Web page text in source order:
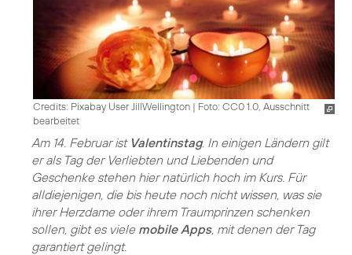
Credits: Pixabay User JillWellington | Foto: CC0 1.0, Ausschnitt
bearbeitet
Am 14. Februar ist Valentinstag. In einigen Ländern gilt
er als Tag der Verliebten und Liebenden und
Geschenke stehen hier natürlich hoch im Kurs. Für
alldiejenigen, die bis heute noch nicht wissen, was sie
ihrer Herzdame oder ihrem Traumprinzen schenken
sollen, gibt es viele mobile Apps, mit denen der Tag
garantiert gelingt.